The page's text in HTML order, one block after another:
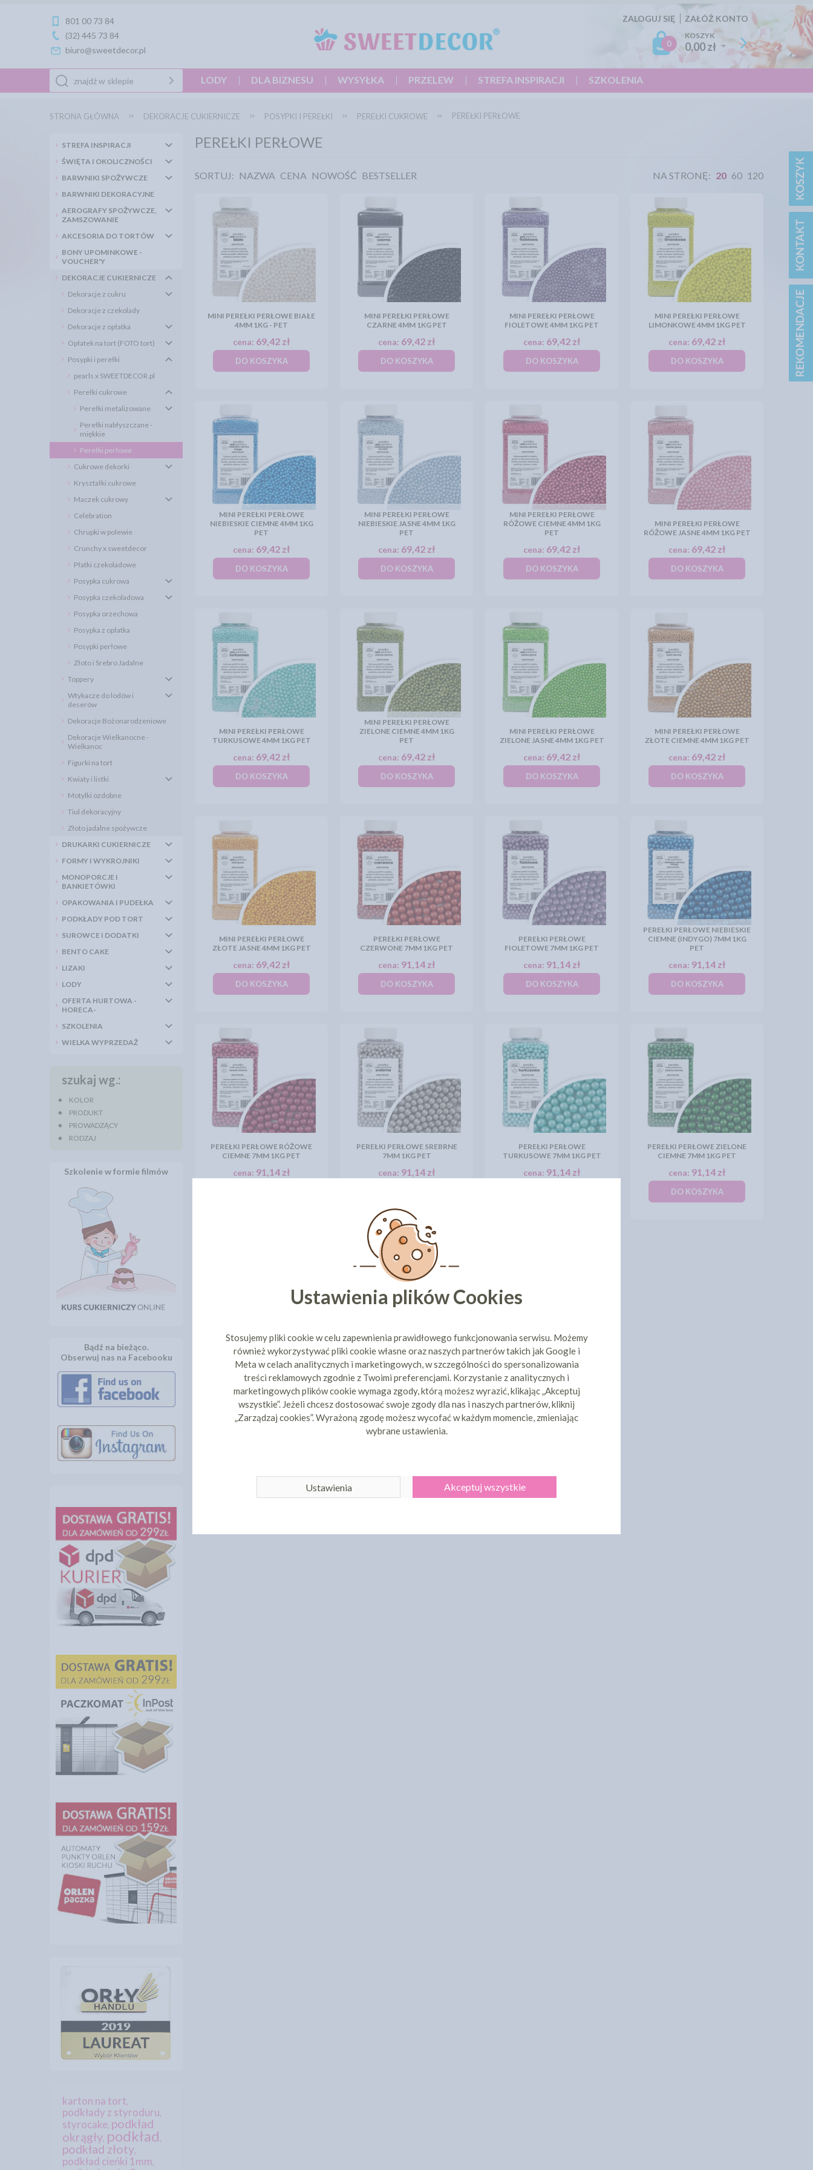
801 00 73 84
(32) 445 73 84
biuro@sweetdecor.pl
ZALOGUJ SIĘ ZAŁÓŻ KONTO
0
KOSZYK
0,00 zł
LODY DLA BIZNESU WYSYŁKA PRZELEW STREFA INSPIRACJI SZKOLENIA
STRONA GŁÓWNA DEKORACJE CUKIERNICZE POSYPKI I PEREŁKI PEREŁKI CUKROWE PEREŁKI PERŁOWE
STREFA INSPIRACJI
ŚWIĘTA I OKOLICZNOŚCI
BARWNIKI SPOŻYWCZE
BARWNIKI DEKORACYJNE
AEROGRAFY SPOŻYWCZE,
ZAMSZOWANIE
AKCESORIA DO TORTÓW
BONY UPOMINKOWE -
VOUCHER'Y
DEKORACJE CUKIERNICZE
Dekoracje z cukru
Dekoracje z czekolady
Dekoracje z opłatka
Opłatek na tort (FOTO tort)
Posypki i perełki
pearls x SWEETDECOR.pl
Perełki cukrowe
Perełki metalizowane
Perełki nabłyszczane -
miękkie
Perełki perłowe
Cukrowe dekorki
Kryształki cukrowe
Maczek cukrowy
Celebration
Chrupki w polewie
Crunchy x sweetdecor
Płatki czekoladowe
Posypka cukrowa
Posypka czekoladowa
Posypka orzechowa
Posypka z opłatka
Posypki perłowe
Złoto i Srebro Jadalne
Toppery
Wtykacze do lodów i
deserów
Dekoracje Bożonarodzeniowe
Dekoracje Wielkanocne -
Wielkanoc
Figurki na tort
Kwiaty i listki
Motylki ozdobne
Tiul dekoracyjny
Złoto jadalne spożywcze
DRUKARKI CUKIERNICZE
FORMY I WYKROJNIKI
MONOPORCJE I
BANKIETÓWKI
OPAKOWANIA I PUDEŁKA
PODKŁADY POD TORT
SUROWCE I DODATKI
BENTO CAKE
LIZAKI
LODY
OFERTA HURTOWA -
HORECA-
SZKOLENIA
WIELKA WYPRZEDAŻ
szukaj wg.:
KOLOR
PRODUKT
PROWADZĄCY
RODZAJ
Szkolenie w formie filmów
Bądź na bieżąco.
Obserwuj nas na Facebooku
karton na tort,
podkłady z styroduru,
styrocake, podkład
okrągły, podkład,
podkład złoty,
podkład cieńki 1mm,
PEREŁKI PERŁOWE
SORTUJ: NAZWA CENA NOWOŚĆ BESTSELLER NA STRONĘ: 20 60 120
MINI PEREŁKI PERŁOWE BIAŁE
4MM 1KG - PET
cena: 69,42 zł
DO KOSZYKA
MINI PEREŁKI PERŁOWE
CZARNE 4MM 1KG PET
cena: 69,42 zł
DO KOSZYKA
MINI PEREŁKI PERŁOWE
FIOLETOWE 4MM 1KG PET
cena: 69,42 zł
DO KOSZYKA
MINI PEREŁKI PERŁOWE
LIMONKOWE 4MM 1KG PET
cena: 69,42 zł
DO KOSZYKA
MINI PEREŁKI PERŁOWE
NIEBIESKIE CIEMNE 4MM 1KG
PET
cena: 69,42 zł
DO KOSZYKA
MINI PEREŁKI PERŁOWE
NIEBIESKIE JASNE 4MM 1KG
PET
cena: 69,42 zł
DO KOSZYKA
MINI PEREŁKI PERŁOWE
RÓŻOWE CIEMNE 4MM 1KG
PET
cena: 69,42 zł
DO KOSZYKA
MINI PEREŁKI PERŁOWE
RÓŻOWE JASNE 4MM 1KG PET
cena: 69,42 zł
DO KOSZYKA
MINI PEREŁKI PERŁOWE
TURKUSOWE 4MM 1KG PET
cena: 69,42 zł
DO KOSZYKA
MINI PEREŁKI PERŁOWE
ZIELONE CIEMNE 4MM 1KG
PET
cena: 69,42 zł
DO KOSZYKA
MINI PEREŁKI PERŁOWE
ZIELONE JASNE 4MM 1KG PET
cena: 69,42 zł
DO KOSZYKA
MINI PEREŁKI PERŁOWE
ZŁOTE CIEMNE 4MM 1KG PET
cena: 69,42 zł
DO KOSZYKA
MINI PEREŁKI PERŁOWE
ZŁOTE JASNE 4MM 1KG PET
cena: 69,42 zł
DO KOSZYKA
PEREŁKI PERŁOWE
CZERWONE 7MM 1KG PET
cena: 91,14 zł
DO KOSZYKA
PEREŁKI PERŁOWE
FIOLETOWE 7MM 1KG PET
cena: 91,14 zł
DO KOSZYKA
PEREŁKI PERŁOWE NIEBIESKIE
CIEMNE (INDYGO) 7MM 1KG
PET
cena: 91,14 zł
DO KOSZYKA
PEREŁKI PERŁOWE RÓŻOWE
CIEMNE 7MM 1KG PET
cena: 91,14 zł
PEREŁKI PERŁOWE SREBRNE
7MM 1KG PET
cena: 91,14 zł
PEREŁKI PERŁOWE
TURKUSOWE 7MM 1KG PET
cena: 91,14 zł
PEREŁKI PERŁOWE ZIELONE
CIEMNE 7MM 1KG PET
cena: 91,14 zł
DO KOSZYKA
POKAŻ WSZYSTKIE PRODUKTY
Ustawienia plików Cookies
Stosujemy pliki cookie w celu zapewnienia prawidłowego funkcjonowania serwisu. Możemy
również wykorzystywać pliki cookie własne oraz naszych partnerów takich jak Google i
Meta w celach analitycznych i marketingowych, w szczególności do spersonalizowania
treści reklamowych zgodnie z Twoimi preferencjami. Korzystanie z analitycznych i
marketingowych plików cookie wymaga zgody, którą możesz wyrazić, klikając „Akceptuj
wszystkie”. Jeżeli chcesz dostosować swoje zgody dla nas i naszych partnerów, kliknij
„Zarządzaj cookies”. Wyrażoną zgodę możesz wycofać w każdym momencie, zmieniając
wybrane ustawienia.
Ustawienia Akceptuj wszystkie